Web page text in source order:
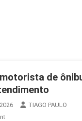
de
TIAGO PAULO
On